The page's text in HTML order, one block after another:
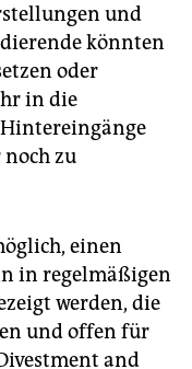
und
könnten
oder
in die
zu
einen
in regelmäßigen
werden, die
und offen für
and